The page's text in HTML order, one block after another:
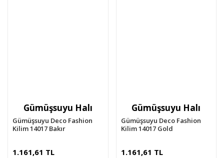
Gümüşsuyu Halı
Gümüşsuyu Deco Fashion
Kilim 14017 Bakır
1.161,61 TL
Gümüşsuyu Halı
Gümüşsuyu Deco Fashion
Kilim 14017 Gold
1.161,61 TL